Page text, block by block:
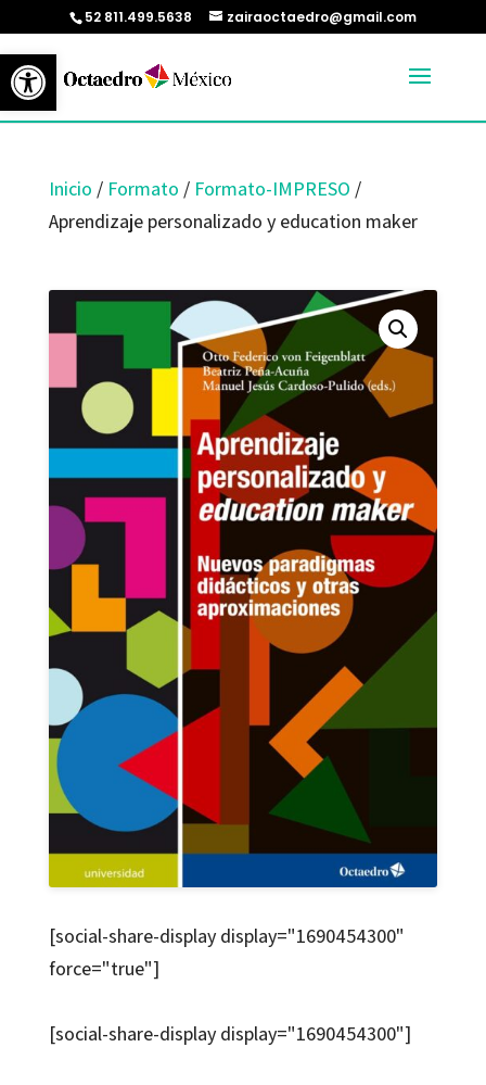
Abrir barra de herramientas
52 811.499.5638 zairaoctaedro@gmail.com
Inicio / Formato / Formato-IMPRESO /
Aprendizaje personalizado y education maker
[social-share-display display="1690454300"
force="true"]
[social-share-display display="1690454300"]